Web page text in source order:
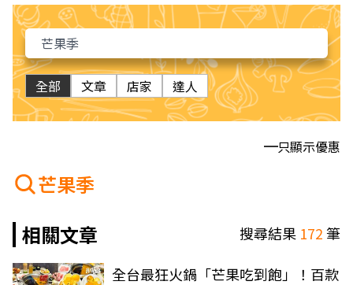
全部 文章 店家 達人
只顯示優惠
芒果季
相關文章
搜尋結果 172筆
全台最狂火鍋「芒果吃到飽」！百款